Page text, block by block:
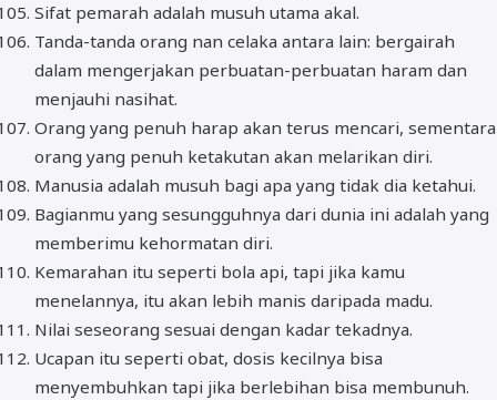
Sifat pemarah adalah musuh utama akal.
Tanda-tanda orang nan celaka antara lain: bergairah
dalam mengerjakan perbuatan-perbuatan haram dan
menjauhi nasihat.
Orang yang penuh harap akan terus mencari, sementara
orang yang penuh ketakutan akan melarikan diri.
Manusia adalah musuh bagi apa yang tidak dia ketahui.
Bagianmu yang sesungguhnya dari dunia ini adalah yang
memberimu kehormatan diri.
Kemarahan itu seperti bola api, tapi jika kamu
menelannya, itu akan lebih manis daripada madu.
Nilai seseorang sesuai dengan kadar tekadnya.
Ucapan itu seperti obat, dosis kecilnya bisa
menyembuhkan tapi jika berlebihan bisa membunuh.